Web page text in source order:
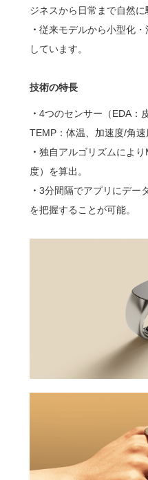
ジネスから日常まで自然に
・ 従来モデルから小型化
しています。
技術の特長
・ 4つのセンサー（EDA：
TEMP：体温、加速度/角速
・ 独自アルゴリズムによ
度）を算出。
・ 3分間隔でアプリにデー
を把握することが可能。